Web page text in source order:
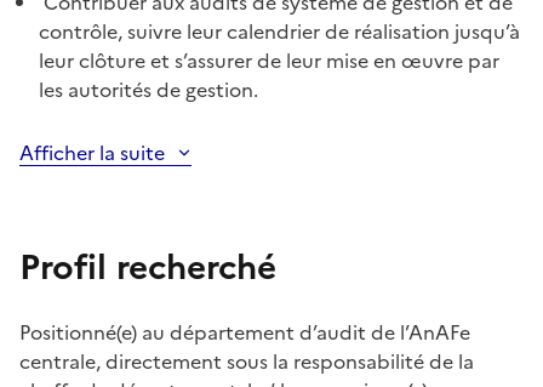
contrôle, suivre leur calendrier de réalisation jusqu’à
leur clôture et s’assurer de leur mise en œuvre par
les autorités de gestion.
Afficher la suite
Profil recherché
Positionné(e) au département d’audit de l’AnAFe
centrale, directement sous la responsabilité de la